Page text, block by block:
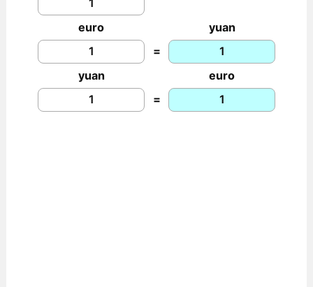
euro
yuan
=
yuan
euro
=